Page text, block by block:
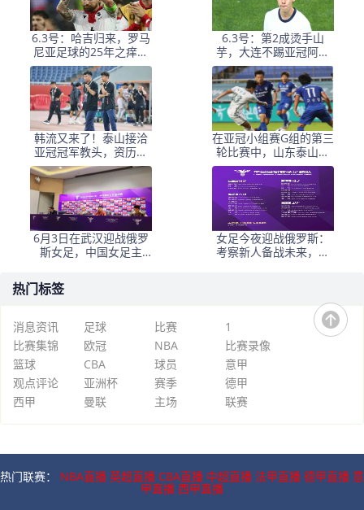
6.3号：哈吉归来，罗马
尼亚足球的25年之痒能
解么？
6.3号：第2成烫手山
芋，大连不踢亚冠阿奇
+马莱莱没必要换练好新
星更重要
韩流又来了！泰山接洽
亚冠冠军教头，资历与
名气全面压过徐正源
在亚冠小组赛G组的第三
轮比赛中，山东泰山客
场挑战韩国球队仁
6月3日在武汉迎战俄罗
斯女足，中国女足主
女足今夜迎战俄罗斯：
考察新人备战未来，古
热门标签
消息资讯 足球 比赛
1
比赛集锦
欧冠 NBA
比赛录像
篮球
CBA 球员
意甲
观点评论
亚洲杯 赛季
德甲
西甲
曼联 主场 联赛
热门联赛： NBA直播 英超直播 CBA直播 中超直播 法甲直播 德甲直播 意
甲直播 西甲直播